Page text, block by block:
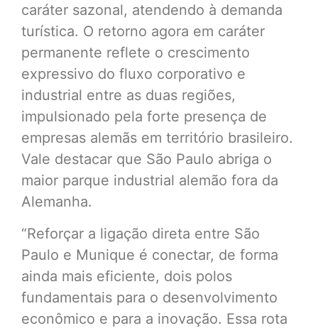
caráter sazonal, atendendo à demanda
turística. O retorno agora em caráter
permanente reflete o crescimento
expressivo do fluxo corporativo e
industrial entre as duas regiões,
impulsionado pela forte presença de
empresas alemãs em território brasileiro.
Vale destacar que São Paulo abriga o
maior parque industrial alemão fora da
Alemanha.
“Reforçar a ligação direta entre São
Paulo e Munique é conectar, de forma
ainda mais eficiente, dois polos
fundamentais para o desenvolvimento
econômico e para a inovação. Essa rota